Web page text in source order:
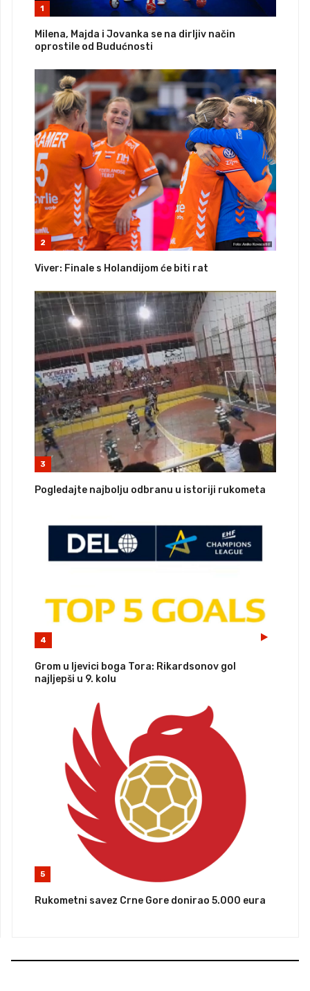
1
Milena, Majda i Jovanka se na dirljiv način
oprostile od Budućnosti
2
Viver: Finale s Holandijom će biti rat
3
Pogledajte najbolju odbranu u istoriji rukometa
4
Grom u ljevici boga Tora: Rikardsonov gol
najljepši u 9. kolu
5
Rukometni savez Crne Gore donirao 5.000 eura